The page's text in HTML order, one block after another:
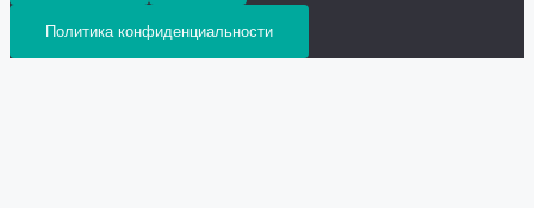
Политика конфиденциальности